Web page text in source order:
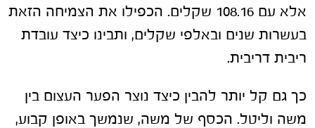
אלא עם 108.16 שקלים. הכפילו את הצמיחה הזאת
בעשרות שנים ובאלפי שקלים, ותבינו כיצד עובדת
ריבית דריבית.
כך גם קל יותר להבין כיצד נוצר הפער העצום בין
משה וליטל. הכסף של משה, שנמשך באופן קבוע,